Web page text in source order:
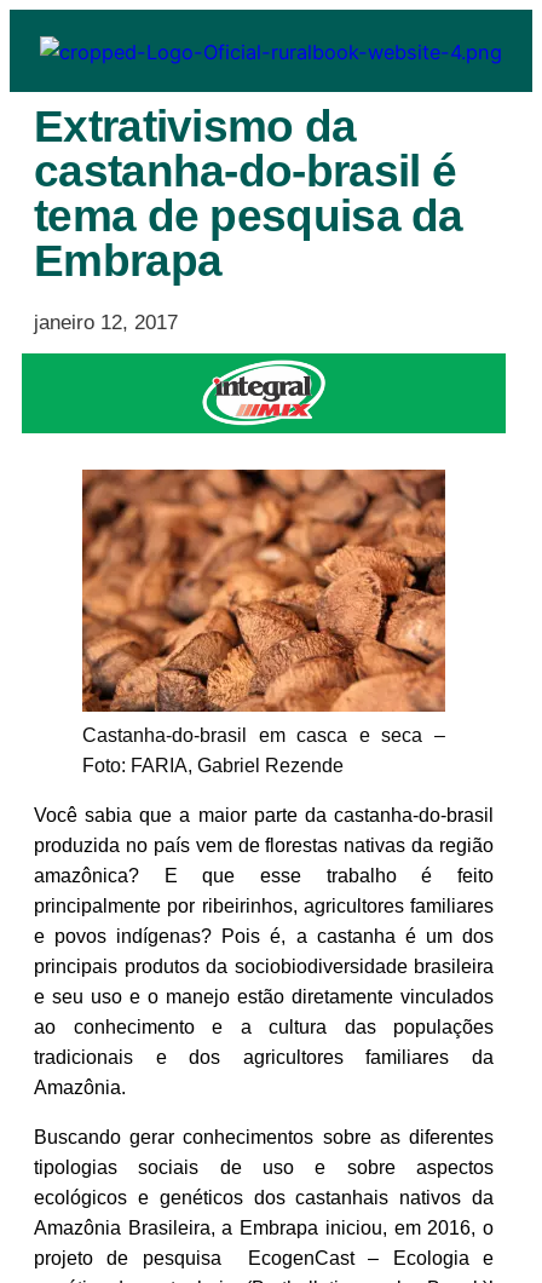
Extrativismo da
castanha-do-brasil é
tema de pesquisa da
Embrapa
janeiro 12, 2017
Castanha-do-brasil em casca e seca –
Foto: FARIA, Gabriel Rezende
Você sabia que a maior parte da castanha-do-brasil
produzida no país vem de florestas nativas da região
amazônica? E que esse trabalho é feito
principalmente por ribeirinhos, agricultores familiares
e povos indígenas? Pois é, a castanha é um dos
principais produtos da sociobiodiversidade brasileira
e seu uso e o manejo estão diretamente vinculados
ao conhecimento e a cultura das populações
tradicionais e dos agricultores familiares da
Amazônia.
Buscando gerar conhecimentos sobre as diferentes
tipologias sociais de uso e sobre aspectos
ecológicos e genéticos dos castanhais nativos da
Amazônia Brasileira, a Embrapa iniciou, em 2016, o
projeto de pesquisa EcogenCast– Ecologia e